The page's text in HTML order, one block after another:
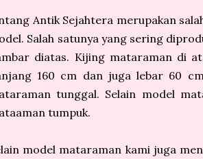
Antik Sejahtera merupakan
Salah satunya yang sering
diatas. Kijing mataraman di
160 cm dan juga lebar 60
tunggal. Selain model
tumpuk.
model mataraman kami juga